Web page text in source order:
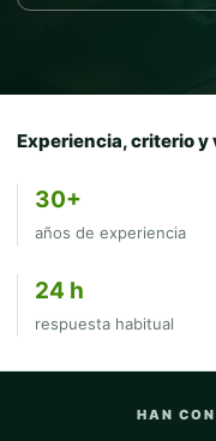
Experiencia, criterio
30+
años de experiencia
24 h
respuesta habitual
HAN